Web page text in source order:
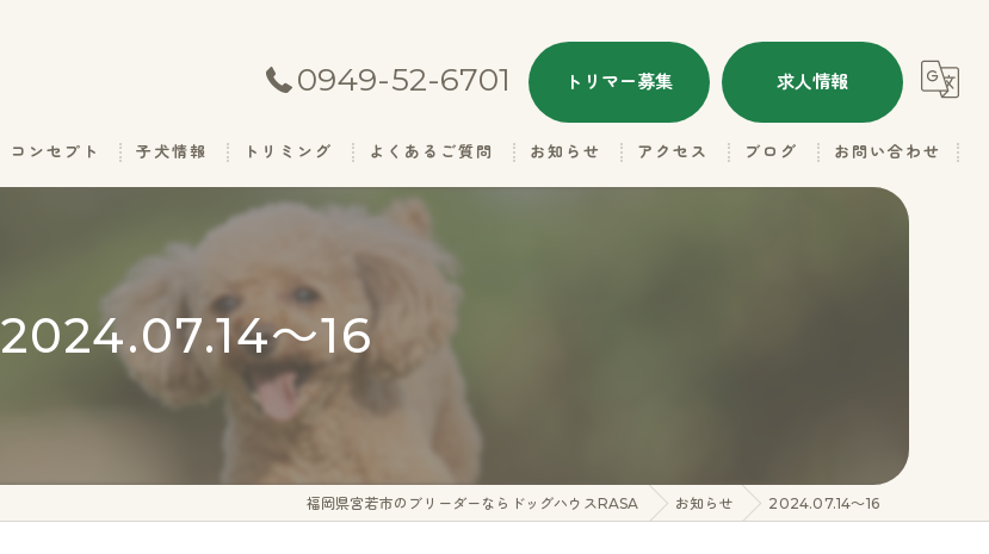
0949-52-6701 トリマー募集 求人情報
コンセプト 子犬情報 トリミング よくあるご質問 お知らせ
ギャラリー（お母さん）
アクセス ブログ お問い合わせ
2024.07.14～16
福岡県宮若市のブリーダーならドッグハウスRASA お知らせ 2024.07.14～16